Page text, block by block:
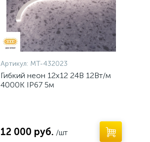
Артикул: MT-432023
Гибкий неон 12х12 24В 12Вт/м
4000K IP67 5м
12 000 руб. /шт